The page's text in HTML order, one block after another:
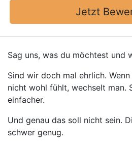
Jetzt
Sag uns, was du möchtest und
Sind wir doch mal ehrlich.
nicht wohl fühlt, wechselt man.
einfacher.
Und genau das soll nicht sein.
schwer genug.